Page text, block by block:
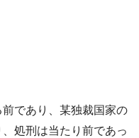
であり、某独裁国家の
処刑は当たり前であっ